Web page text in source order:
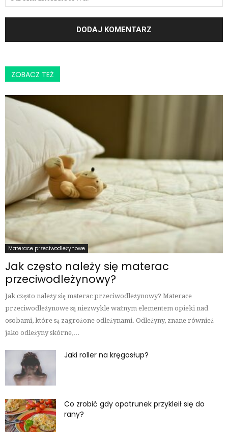
ZOBACZ TEŻ
Materace przeciwodleżynowe
Jak często należy się materac
przeciwodleżynowy?
Jak często należy się materac przeciwodleżynowy? Materace
przeciwodleżynowe są niezwykle ważnym elementem opieki nad
osobami, które są zagrożone odleżynami. Odleżyny, znane również
jako odleżyny skórne,...
Jaki roller na kręgosłup?
Co zrobić gdy opatrunek przykleił się do
rany?